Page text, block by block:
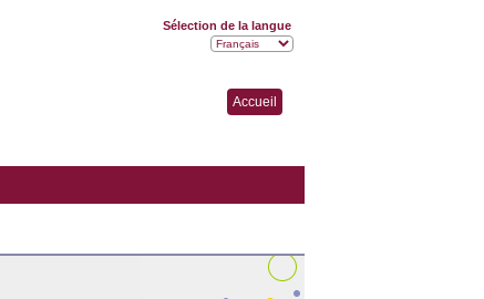
Accueil
Sélection de la langue